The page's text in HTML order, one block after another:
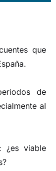
que
de
al
¿es viable